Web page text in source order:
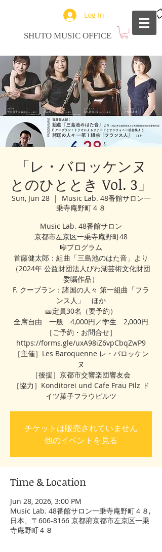
Log In
SHUTO MUSIC OFFICE
「レ・バロッケンヌ
とのひととき Vol. 3」
Sun, Jun 28
  |
Music Lab. 48番館サロン一
乗寺庵野町４８
Music Lab. 48番館サロン
京都市左京区一乗寺庵野町48
🎼プログラム
首藤健太郎：組曲「三島池のはた音」より
（2024年 公益財団法人びわ湖芸術文化財団
委嘱作品）
F. クープラン：諸国の人々 第一組曲「フラ
ンス人」 ほか
🎫定員30名（要予約）
全席自由 一般 4,000円／学生 2,000円
［ご予約・お問合せ］
https://forms.gle/uxA98iZ6vpCbqZwP9
［主催］Les Baroquenne レ・バロッケン
ヌ
［後援］京都市交響楽団響友会
［協力］Konditorei und Cafe Frau Pilz ド
イツ菓子フラウピルツ
チケットは販売されていません
他のイベントを見る
Time & Location
Jun 28, 2026, 3:00 PM
Music Lab. 48番館サロン一乗寺庵野町４８,
日本、〒606-8166 京都府京都市左京区一乗
寺庵野町４８